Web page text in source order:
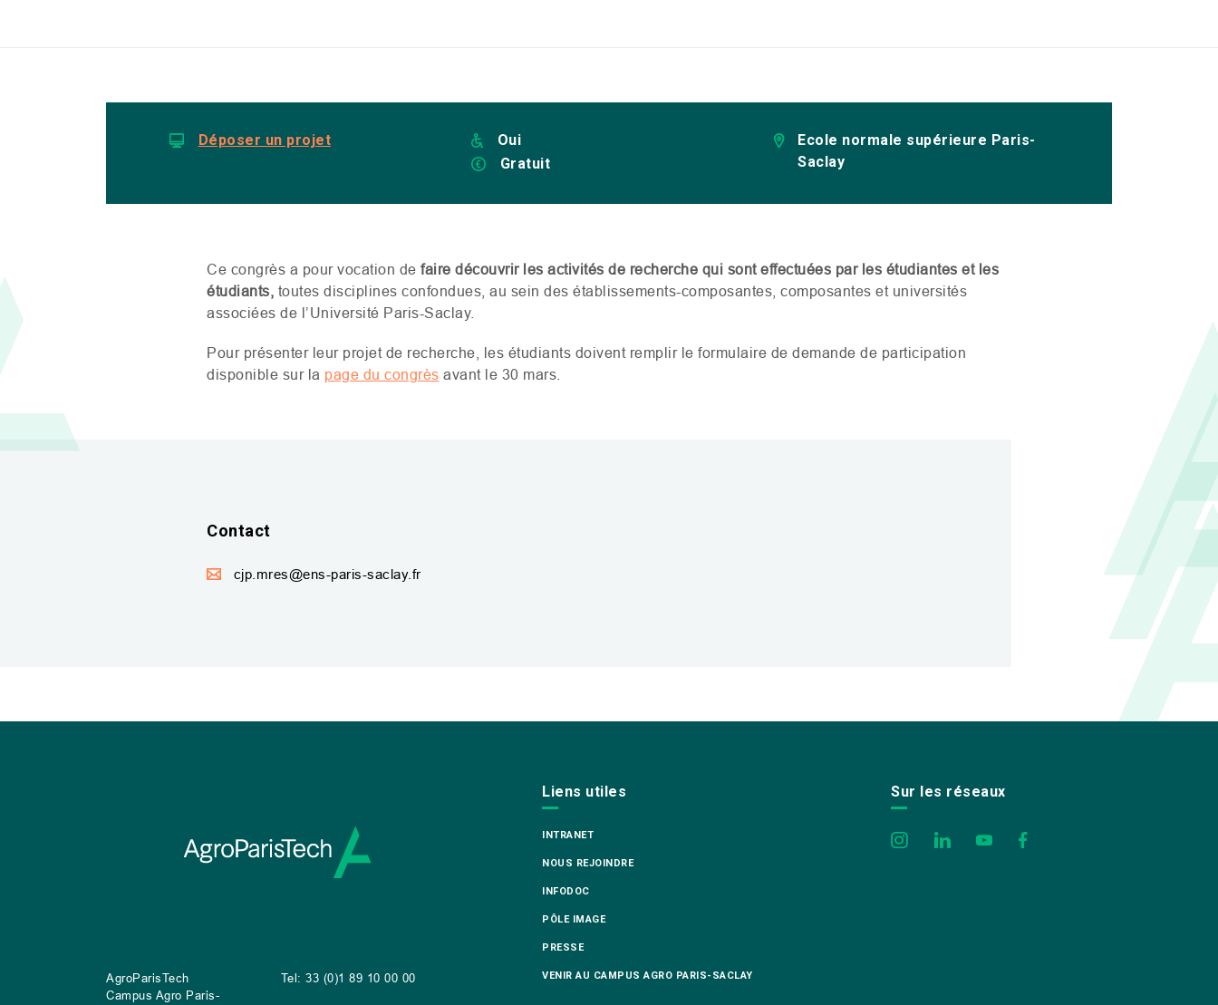
Déposer un projet
Oui
Gratuit
Ecole normale supérieure Paris-
Saclay
Ce congrès a pour vocation de faire découvrir les activités de recherche qui sont effectuées par les étudiantes et les
étudiants, toutes disciplines confondues, au sein des établissements-composantes, composantes et universités
associées de l’Université Paris-Saclay.
Pour présenter leur projet de recherche, les étudiants doivent remplir le formulaire de demande de participation
disponible sur la page du congrès avant le 30 mars.
Contact
cjp.mres@ens-paris-saclay.fr
AgroParisTech
Campus Agro Paris-
Tel: 33 (0)1 89 10 00 00
Liens utiles
INTRANET
NOUS REJOINDRE
INFODOC
PÔLE IMAGE
PRESSE
VENIR AU CAMPUS AGRO PARIS-SACLAY
Sur les réseaux